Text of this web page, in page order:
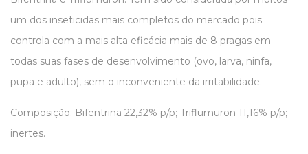
um dos inseticidas mais completos do mercado pois
controla com a mais alta eficácia mais de 8 pragas em
todas suas fases de desenvolvimento (ovo, larva, ninfa,
pupa e adulto), sem o inconveniente da irritabilidade.
Composição: Bifentrina 22,32% p/p; Triflumuron 11,16% p/p;
inertes.